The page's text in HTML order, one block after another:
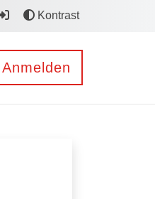
Kontrast
Anmelden